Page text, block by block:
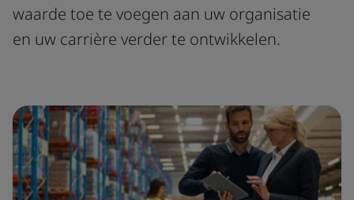
waarde toe te voegen aan uw organisatie
en uw carrière verder te ontwikkelen.